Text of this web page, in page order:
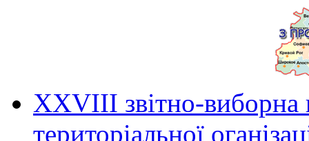
ХХVIII звітно-виборна
територіальної